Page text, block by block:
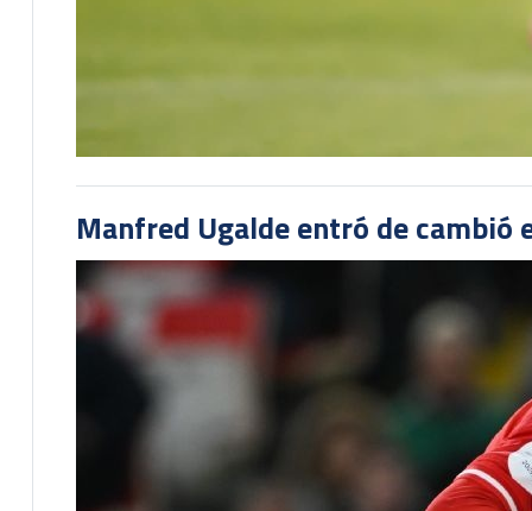
Manfred Ugalde entró de cambió